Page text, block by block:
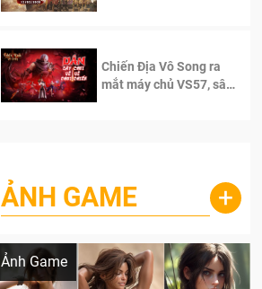
Ngạo Thiên Mobile
Chiến Địa Vô Song ra
mắt máy chủ VS57, sân
ẢNH GAME +
Ảnh Game
Lala Croft vừa nóng vừa xinh dưới nét vẽ